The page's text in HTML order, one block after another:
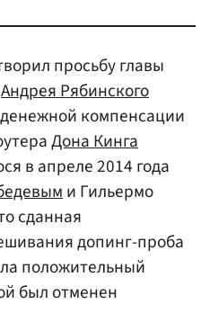
просьбу главы
Андрея Рябинского
компенсации
Дона Кинга
в апреле 2014 года
и Гильермо
сданная
допинг-проба
положительный
был отменен